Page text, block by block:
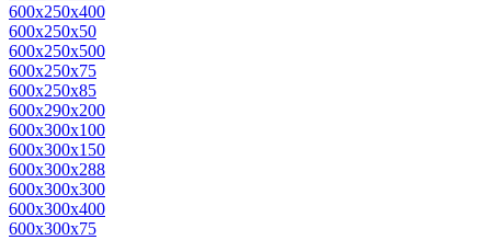
600x250x400
600x250x50
600x250x500
600x250x75
600x250x85
600x290x200
600x300x100
600x300x150
600x300x288
600x300x300
600x300x400
600x300x75